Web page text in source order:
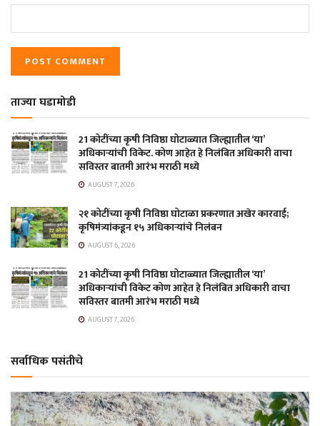
ताज्या घडामोडी
21 कोटींच्या कृषी निविष्ठा घोटाळ्यात जिल्ह्यातील ‘या’
अधिकाऱ्यांची विकेट. कोण आहेत हे निलंबित अधिकारी वाचा
सविस्तर बातमी आरंभ मराठी मध्ये
AUGUST 7, 2026
२१ कोटींच्या कृषी निविष्ठा घोटाळा प्रकरणात अखेर कारवाई;
कृषिमंत्र्यांकडून १५ अधिकाऱ्यांचे निलंबन
AUGUST 6, 2026
21 कोटींच्या कृषी निविष्ठा घोटाळ्यात जिल्ह्यातील ‘या’
अधिकाऱ्यांची विकेट कोण आहेत हे निलंबित अधिकारी वाचा
सविस्तर बातमी आरंभ मराठी मध्ये
AUGUST 7, 2026
सर्वाधिक पसंतीचे